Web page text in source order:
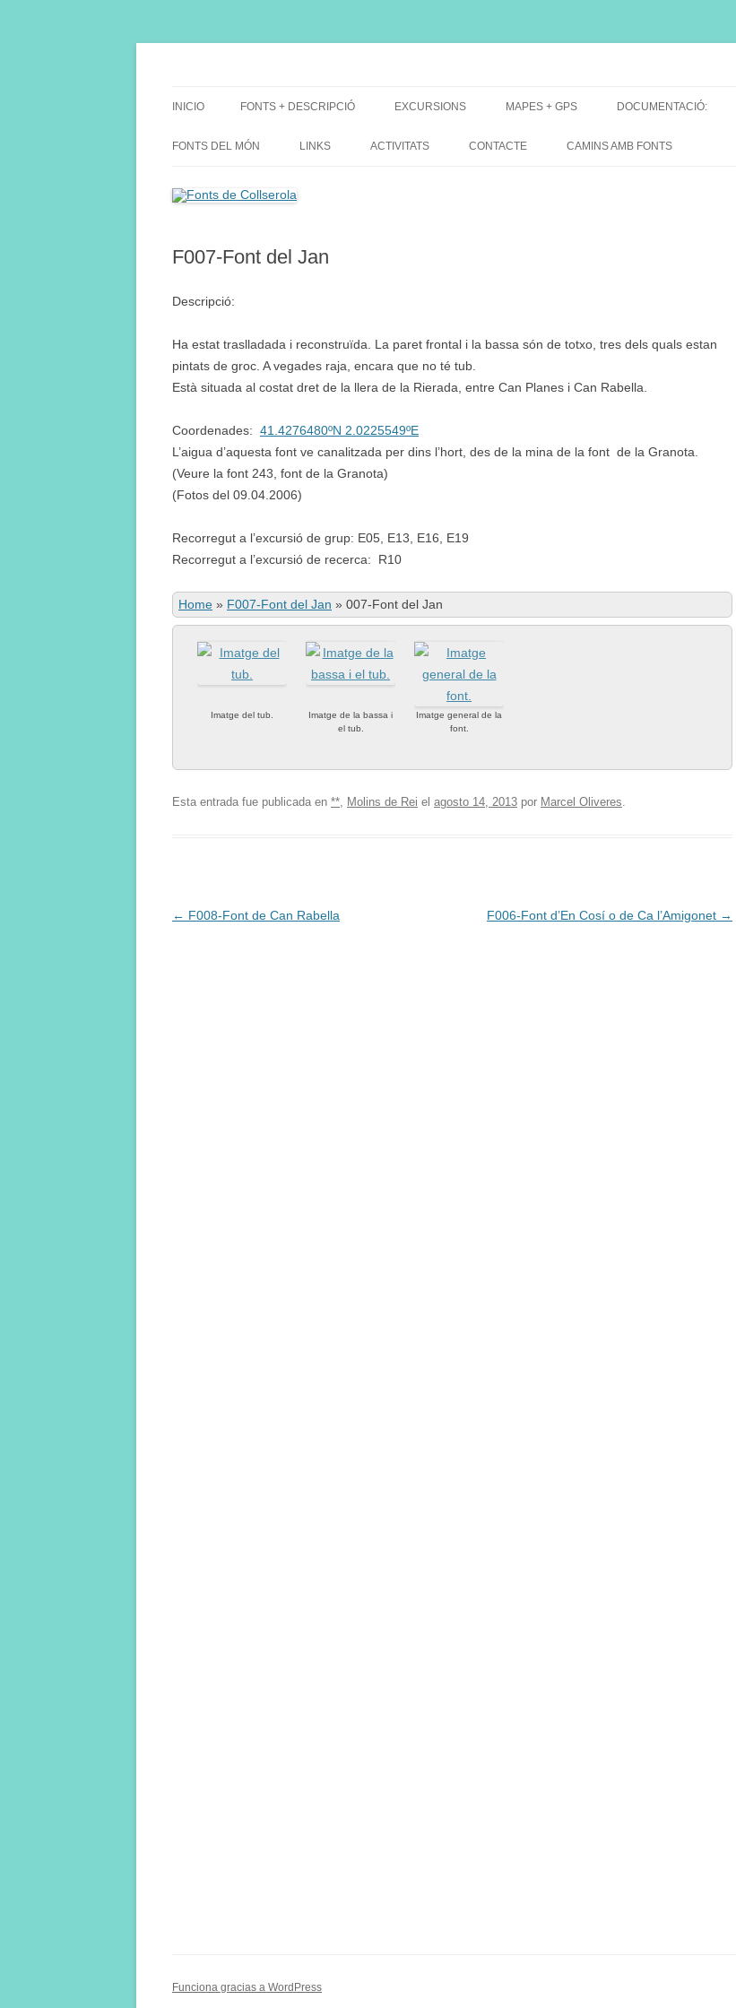
INICIO FONTS + DESCRIPCIÓ EXCURSIONS
DE GRUP
MAPES + GPS
MAPES EXCURSIONS
DOCUMENTACIÓ:
FONTS DEL MÓN LINKS ACTIVITATS CONTACTE CAMINS AMB FONTS
F007-Font del Jan
Descripció:
Ha estat traslladada i reconstruïda. La paret frontal i la bassa són de totxo, tres dels quals estan
pintats de groc. A vegades raja, encara que no té tub.
Està situada al costat dret de la llera de la Rierada, entre Can Planes i Can Rabella.
Coordenades: 41.4276480ºN 2.0225549ºE
L’aigua d’aquesta font ve canalitzada per dins l’hort, des de la mina de la font de la Granota.
(Veure la font 243, font de la Granota)
(Fotos del 09.04.2006)
Recorregut a l’excursió de grup: E05, E13, E16, E19
Recorregut a l’excursió de recerca: R10
Home » F007-Font del Jan » 007-Font del Jan
Imatge del tub.
Imatge de la bassa i
el tub.
Imatge general de la
font.
Esta entrada fue publicada en **, Molins de Rei el agosto 14, 2013 por Marcel Oliveres.
Navegación
← F008-Font de Can Rabella F006-Font d’En Cosí o de Ca l’Amigonet →
Funciona gracias a WordPress